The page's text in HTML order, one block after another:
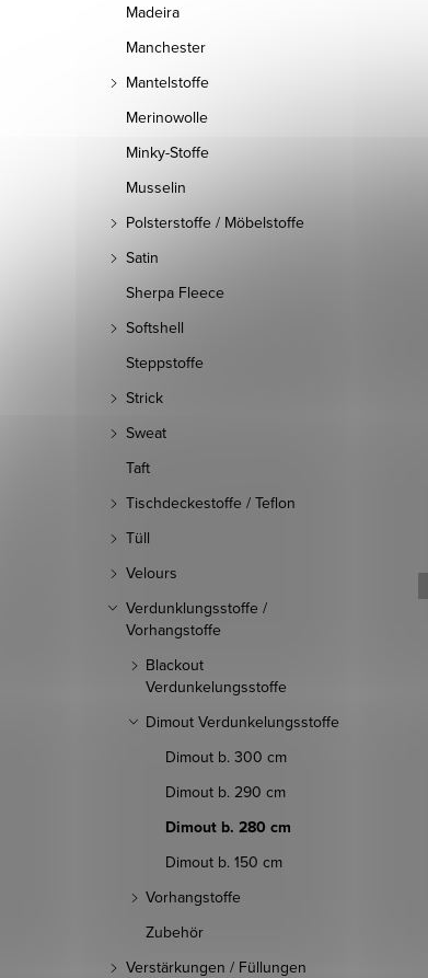
Madeira
Manchester
Mantelstoffe
Merinowolle
Minky-Stoffe
Musselin
Polsterstoffe / Möbelstoffe
Satin
Sherpa Fleece
Softshell
Steppstoffe
Strick
Sweat
Taft
Tischdeckestoffe / Teflon
Tüll
Velours
Verdunklungsstoffe /
Vorhangstoffe
Blackout
Verdunkelungsstoffe
Dimout Verdunkelungsstoffe
Dimout b. 300 cm
Dimout b. 290 cm
Dimout b. 280 cm
Dimout b. 150 cm
Vorhangstoffe
Zubehör
Verstärkungen / Füllungen